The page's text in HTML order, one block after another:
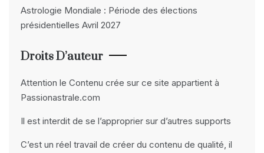
Astrologie Mondiale : Période des élections
présidentielles Avril 2027
Droits D’auteur
Attention le Contenu crée sur ce site appartient à
Passionastrale.com
Il est interdit de se l’approprier sur d’autres supports
C’est un réel travail de créer du contenu de qualité, il